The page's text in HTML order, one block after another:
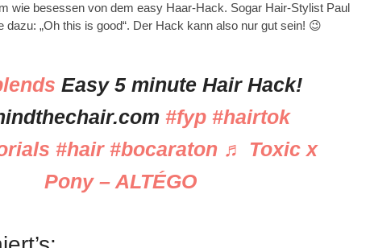
wie besessen von dem easy Haar-Hack. Sogar Hair-Stylist Paul
dazu: „Oh this is good“. Der Hack kann also nur gut sein! 😉
Easy 5 minute Hair Hack!
#fyp #hairtok
#hair #bocaraton ♬ Toxic x
Pony – ALTÉGO